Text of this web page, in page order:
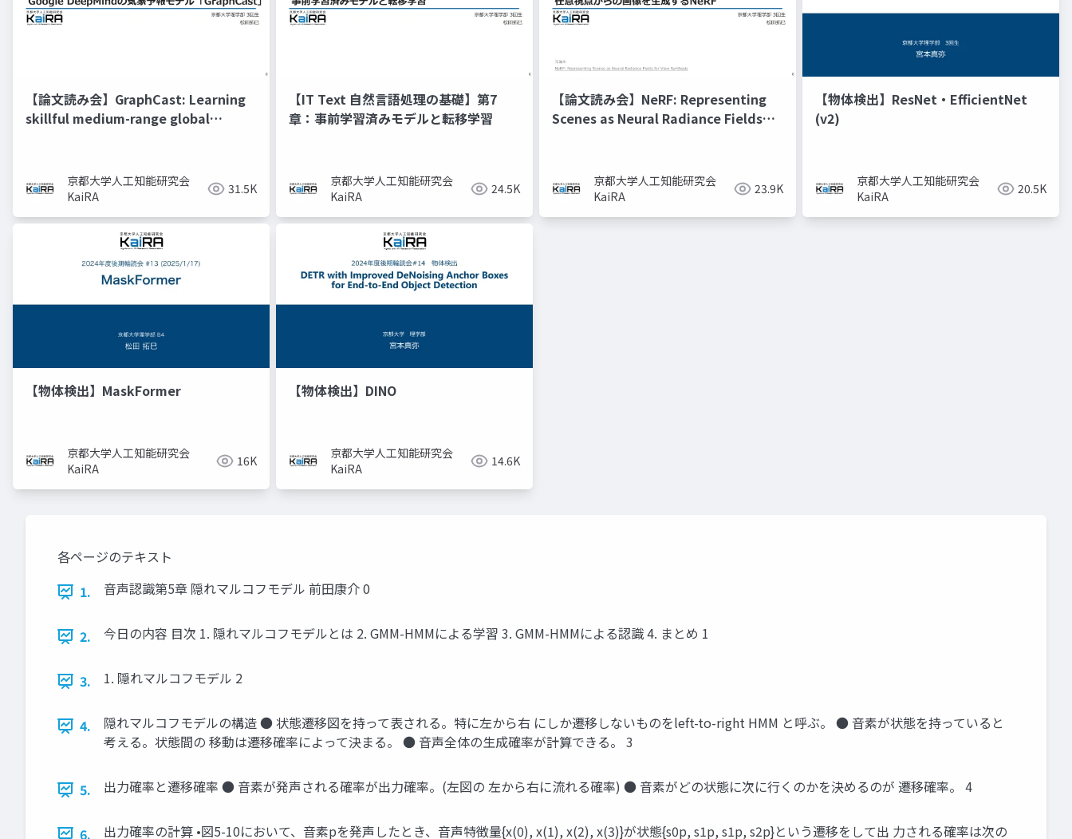
【論文読み会】GraphCast: Learning
skillful medium-range global
京都大学人工知能研究会
KaiRA
31.5K
【IT Text 自然言語処理の基礎】第7
章：事前学習済みモデルと転移学習
京都大学人工知能研究会
KaiRA
24.5K
【論文読み会】NeRF: Representing
Scenes as Neural Radiance Fields
京都大学人工知能研究会
KaiRA
23.9K
【物体検出】ResNet・EfficientNet
(v2)
京都大学人工知能研究会
KaiRA
20.5K
【物体検出】MaskFormer
京都大学人工知能研究会
KaiRA
16K
【物体検出】DINO
京都大学人工知能研究会
KaiRA
14.6K
各ページのテキスト
1.
⾳声認識第5章 隠れマルコフモデル 前⽥康介 0
2. 今⽇の内容 ⽬次 1. 隠れマルコフモデルとは 2. GMM-HMMによる学習 3. GMM-HMMによる認識 4. まとめ 1
3. 1. 隠れマルコフモデル 2
4.
隠れマルコフモデルの構造 ● 状態遷移図を持って表される。特に左から右 にしか遷移しないものをleft-to-right HMM と呼ぶ。 ● ⾳素が状態を持っていると
考える。状態間の 移動は遷移確率によって決まる。 ● ⾳声全体の⽣成確率が計算できる。 3
5. 出⼒確率と遷移確率 ● ⾳素が発声される確率が出⼒確率。(左図の 左から右に流れる確率) ● ⾳素がどの状態に次に⾏くのかを決めるのが 遷移確率。 4
6.
出⼒確率の計算 •図5-10において、⾳素pを発声したとき、⾳声特徴量{x(0), x(1), x(2), x(3)}が状態{s0p, s1p, s1p, s2p}という遷移をして出 ⼒される確率は次の